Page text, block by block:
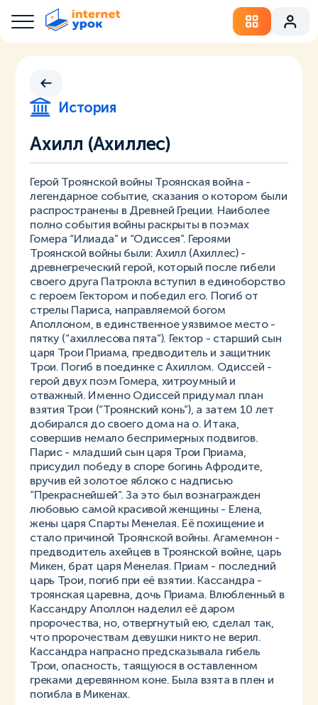
История
Ахилл (Ахиллес)
Герой Троянской войны Троянская война -
легендарное событие, сказания о котором были
распространены в Древней Греции. Наиболее
полно события войны раскрыты в поэмах
Гомера “Илиада” и “Одиссея”. Героями
Троянской войны были: Ахилл (Ахиллес) -
древнегреческий герой, который после гибели
своего друга Патрокла вступил в единоборство
с героем Гектором и победил его. Погиб от
стрелы Париса, направляемой богом
Аполлоном, в единственное уязвимое место -
пятку (“ахиллесова пята”). Гектор - старший сын
царя Трои Приама, предводитель и защитник
Трои. Погиб в поединке с Ахиллом. Одиссей -
герой двух поэм Гомера, хитроумный и
отважный. Именно Одиссей придумал план
взятия Трои (“Троянский конь”), а затем 10 лет
добирался до своего дома на о. Итака,
совершив немало беспримерных подвигов.
Парис - младший сын царя Трои Приама,
присудил победу в споре богинь Афродите,
вручив ей золотое яблоко с надписью
“Прекраснейшей”. За это был вознагражден
любовью самой красивой женщины - Елена,
жены царя Спарты Менелая. Её похищение и
стало причиной Троянской войны. Агамемнон -
предводитель ахейцев в Троянской войне, царь
Микен, брат царя Менелая. Приам - последний
царь Трои, погиб при её взятии. Кассандра -
троянская царевна, дочь Приама. Влюбленный в
Кассандру Аполлон наделил её даром
пророчества, но, отвергнутый ею, сделал так,
что пророчествам девушки никто не верил.
Кассандра напрасно предсказывала гибель
Трои, опасность, таящуюся в оставленном
греками деревянном коне. Была взята в плен и
погибла в Микенах.